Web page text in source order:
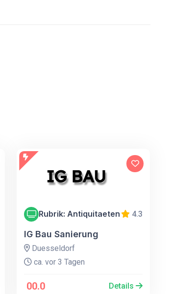
Rubrik: Antiquitaeten 4.3
IG Bau Sanierung
Duesseldorf
ca. vor 3 Tagen
00.0 Details